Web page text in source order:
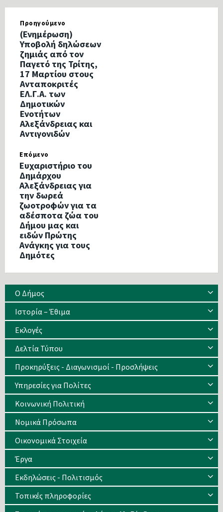
Προηγούμενο
(Ενημέρωση)
Υποβολή δηλώσεων
ζημιάς από τον
Παγετό της Τρίτης,
17 Μαρτίου στους
Ανταποκριτές
ΕΛ.Γ.Α. των
Δημοτικών
Ενοτήτων
Αλεξάνδρειας και
Αντιγονιδών
Επόμενο
Ευχαριστήριο του
Δημάρχου
Αλεξάνδρειας για
την δωρεά
ζωοτροφών για τα
αδέσποτα ζώα του
Δήμου μας και
ειδών Πρώτης
Ανάγκης για τους
Δημότες
Ο Δήμος
Ιστορία – Έθιμα
Eκλογές
Δελτία Τύπου
Προκηρύξεις - Διαγωνισμοί - Προσλήψεις
Υπηρεσίες για Πολίτες
Κοινωνική Πολιτική
Νομικά Πρόσωπα
Οικονομικά Στοιχεία
Έργα
Εκδηλώσεις - Πολιτισμός
Τοπικές πληροφορίες